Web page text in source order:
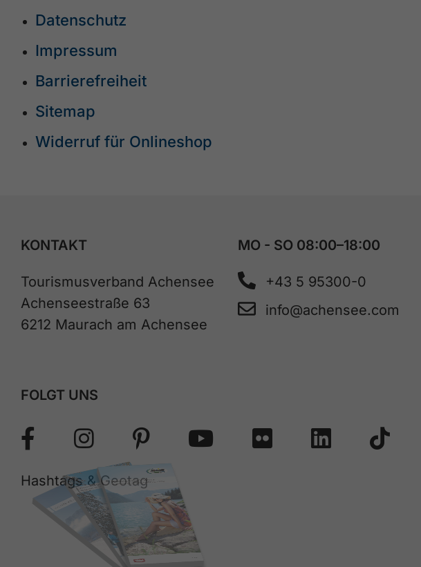
Datenschutz
Impressum
Barrierefreiheit
Sitemap
Widerruf für Onlineshop
KONTAKT
Tourismusverband Achensee
Achenseestraße 63
6212 Maurach am Achensee
MO - SO 08:00–18:00
+43 5 95300-0
info@achensee.com
FOLGT UNS
Hashtags & Geotag